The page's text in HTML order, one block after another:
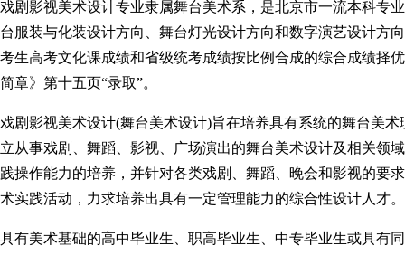
戏剧影视美术设计专业隶属舞台美术系，是北京市一流本科专
台服装与化装设计方向、舞台灯光设计方向和数字演艺设计方
考生高考文化课成绩和省级统考成绩按比例合成的综合成绩择
简章》第十五页“录取”。
戏剧影视美术设计(舞台美术设计)旨在培养具有系统的舞台美
立从事戏剧、舞蹈、影视、广场演出的舞台美术设计及相关领
践操作能力的培养，并针对各类戏剧、舞蹈、晚会和影视的要
术实践活动，力求培养出具有一定管理能力的综合性设计人才。
具有美术基础的高中毕业生、职高毕业生、中专毕业生或具有